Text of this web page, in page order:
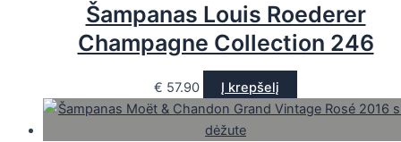
Šampanas Louis Roederer
Champagne Collection 246
€ 57.90 Į krepšelį